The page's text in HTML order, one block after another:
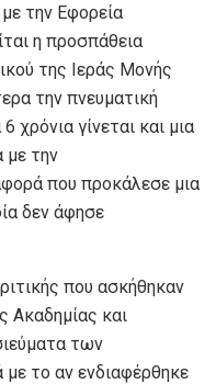
την Εφορεία
η προσπάθεια
της Ιεράς Μονής
την πνευματική
χρόνια γίνεται και μια
με την
που προκάλεσε μια
δεν άφησε
που ασκήθηκαν
Ακαδημίας και
των
το αν ενδιαφέρθηκε